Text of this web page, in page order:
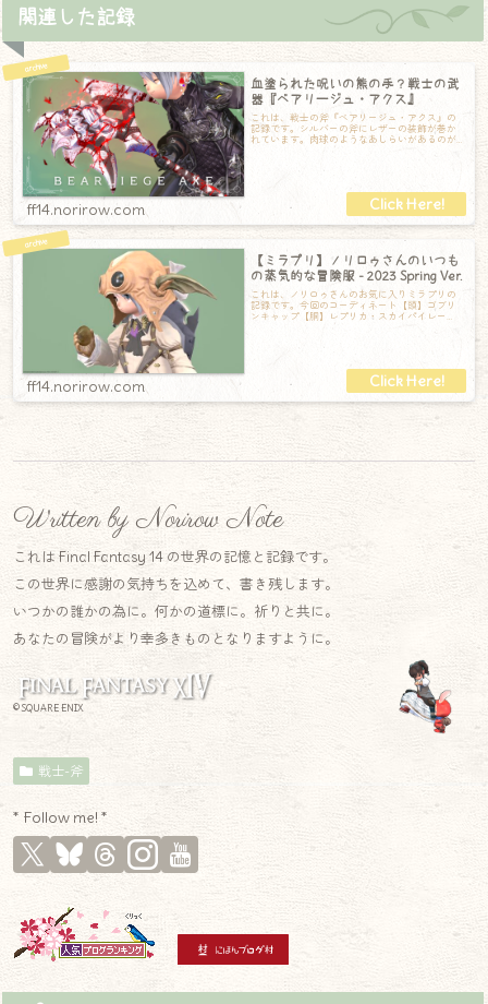
関連した記録
血塗られた呪いの熊の手？戦士の武
器『ベアリージュ・アクス』
これは、戦士の斧『ベアリージュ・アクス』の
記録です。シルバーの斧にレザーの装飾が巻か
れています。肉球のようなあしらいがあるのが
ちょっと可愛らしい？上から見ると、ちゃんと
ff14.norirow.com
【ミラプリ】ノリロゥさんのいつも
の蒸気的な冒険服 - 2023 Spring Ver.
これは、ノリロゥさんのお気に入りミラプリの
記録です。今回のコーディネート【頭】ゴブリ
ンキャップ【胴】レプリカ・スカイパイレー
ツ・キャスターコート（ゴブリンブラウン）
ff14.norirow.com
Written by Norirow Note
これは Final Fantasy 14 の世界の記憶と記録です。
この世界に感謝の気持ちを込めて、書き残します。
いつかの誰かの為に。何かの道標に。祈りと共に。
あなたの冒険がより幸多きものとなりますように。
© SQUARE ENIX
戦士-斧
* Follow me! *